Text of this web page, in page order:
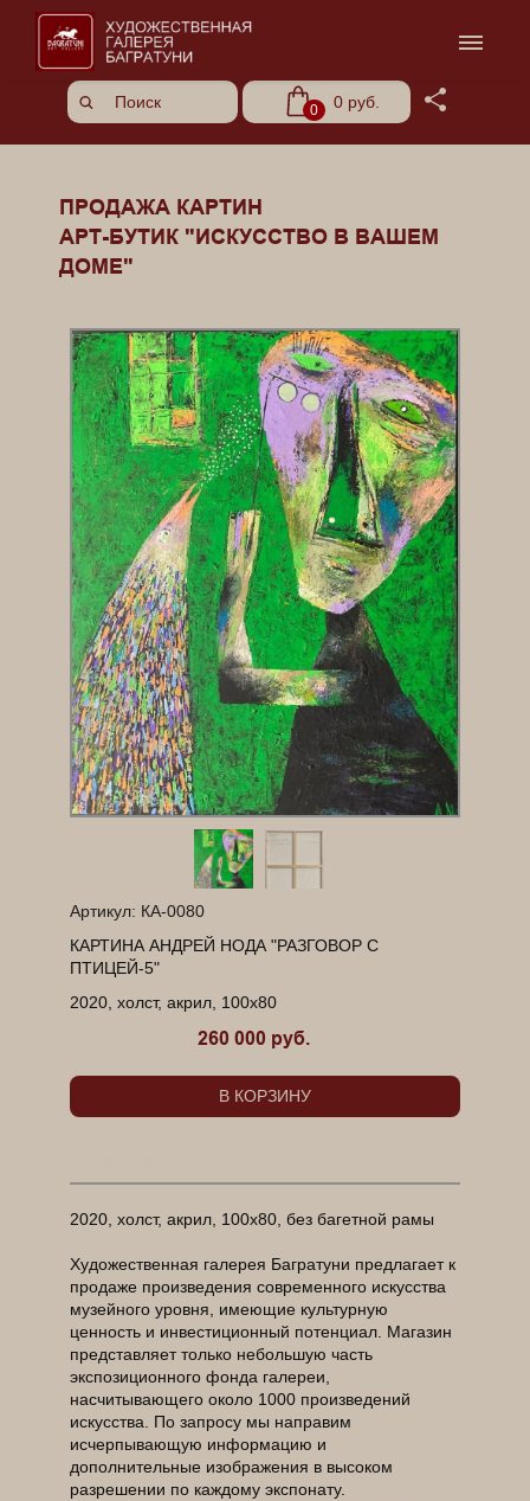
0 0 руб.
ПРОДАЖА КАРТИН
АРТ-БУТИК "ИСКУССТВО В ВАШЕМ
ДОМЕ"
Артикул: КА-0080
КАРТИНА АНДРЕЙ НОДА"РАЗГОВОР С
ПТИЦЕЙ-5"
2020, холст, акрил, 100х80
260 000 руб.
В КОРЗИНУ
2020, холст, акрил, 100х80, без багетной рамы
Художественная галерея Багратуни предлагает к
продаже произведения современного искусства
музейного уровня, имеющие культурную
ценность и инвестиционный потенциал. Магазин
представляет только небольшую часть
экспозиционного фонда галереи,
насчитывающего около 1000 произведений
искусства. По запросу мы направим
исчерпывающую информацию и
дополнительные изображения в высоком
разрешении по каждому экспонату.